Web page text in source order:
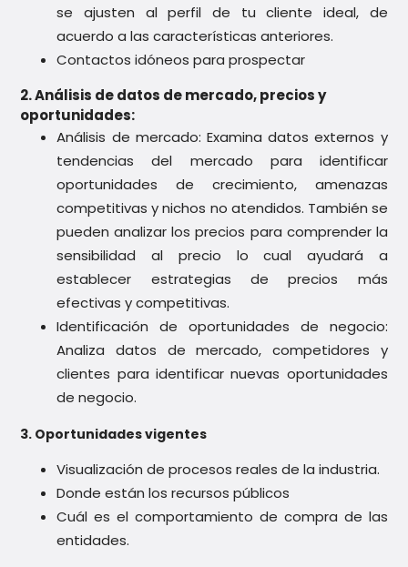
se ajusten al perfil de tu cliente ideal, de
acuerdo a las características anteriores.
Contactos idóneos para prospectar
2. Análisis de datos de mercado, precios y
oportunidades:
Análisis de mercado: Examina datos externos y
tendencias del mercado para identificar
oportunidades de crecimiento, amenazas
competitivas y nichos no atendidos. También se
pueden analizar los precios para comprender la
sensibilidad al precio lo cual ayudará a
establecer estrategias de precios más
efectivas y competitivas.
Identificación de oportunidades de negocio:
Analiza datos de mercado, competidores y
clientes para identificar nuevas oportunidades
de negocio.
3. Oportunidades vigentes
Visualización de procesos reales de la industria.
Donde están los recursos públicos
Cuál es el comportamiento de compra de las
entidades.